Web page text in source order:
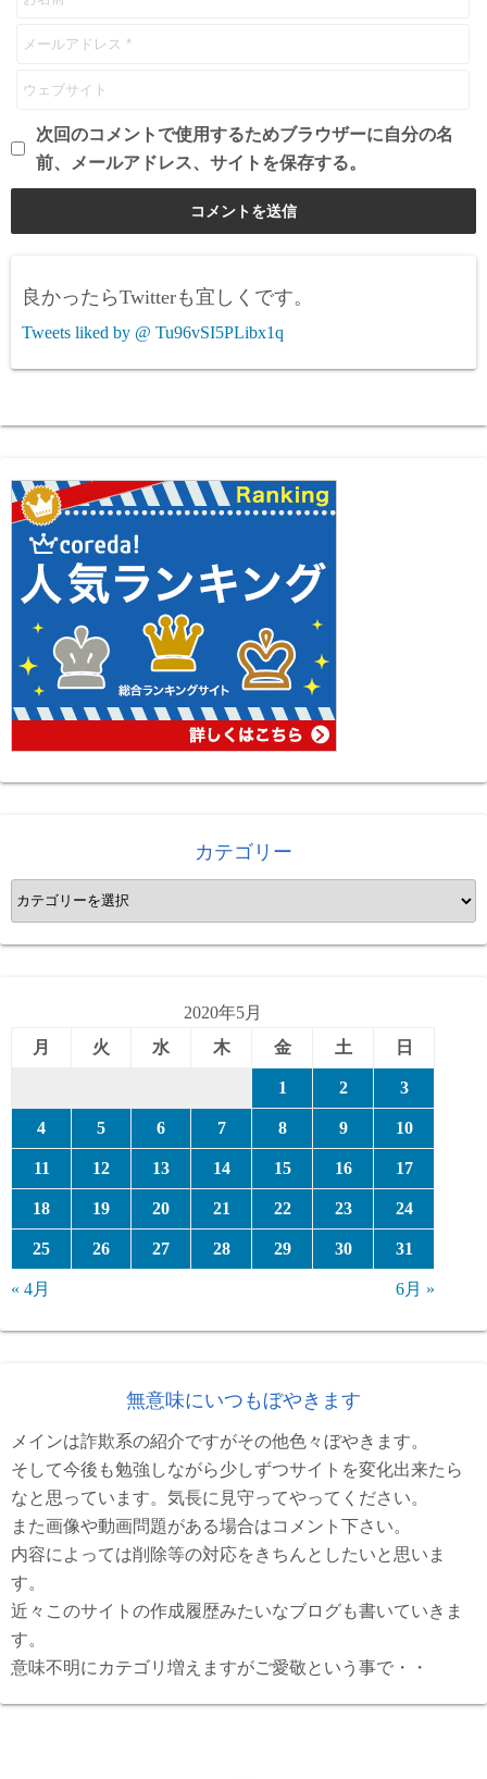
次回のコメントで使用するためブラウザーに自分の名
前、メールアドレス、サイトを保存する。
良かったらTwitterも宜しくです。
Tweets liked by @ Tu96vSI5PLibx1q
カテゴリー
カ
テ
ゴ
2020年5月
月
火 水 木 金 土 日
1 2 3
4 5 6 7 8 9 10
11 12 13 14 15 16 17
18 19 20 21 22 23 24
25 26 27 28 29 30 31
« 4月 6月 »
無意味にいつもぼやきます
メインは詐欺系の紹介ですがその他色々ぼやきます。
そして今後も勉強しながら少しずつサイトを変化出来たら
なと思っています。気長に見守ってやってください。
また画像や動画問題がある場合はコメント下さい。
内容によっては削除等の対応をきちんとしたいと思いま
す。
近々このサイトの作成履歴みたいなブログも書いていきま
す。
意味不明にカテゴリ増えますがご愛敬という事で・・